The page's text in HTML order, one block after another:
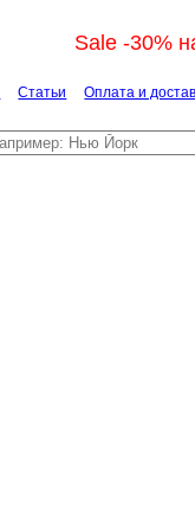
Sale -30%
Статьи Оплата и